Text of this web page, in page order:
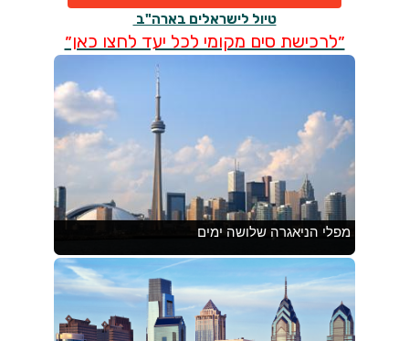
טיול לישראלים בארה"ב
״לרכישת סים מקומי לכל יעד לחצו כאן״